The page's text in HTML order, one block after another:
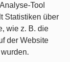
Tool
Statistiken über
wie z. B. die
der Website